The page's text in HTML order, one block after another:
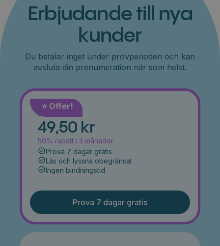
Erbjudande till nya
kunder
Du betalar inget under provperioden och kan
avsluta din prenumeration när som helst.
⭐️ Offer!
Månad
49,50 kr
50% rabatt i 3 månader
Prova 7 dagar gratis
Läs och lyssna obegränsat
Ingen bindningstid
Prova 7 dagar gratis